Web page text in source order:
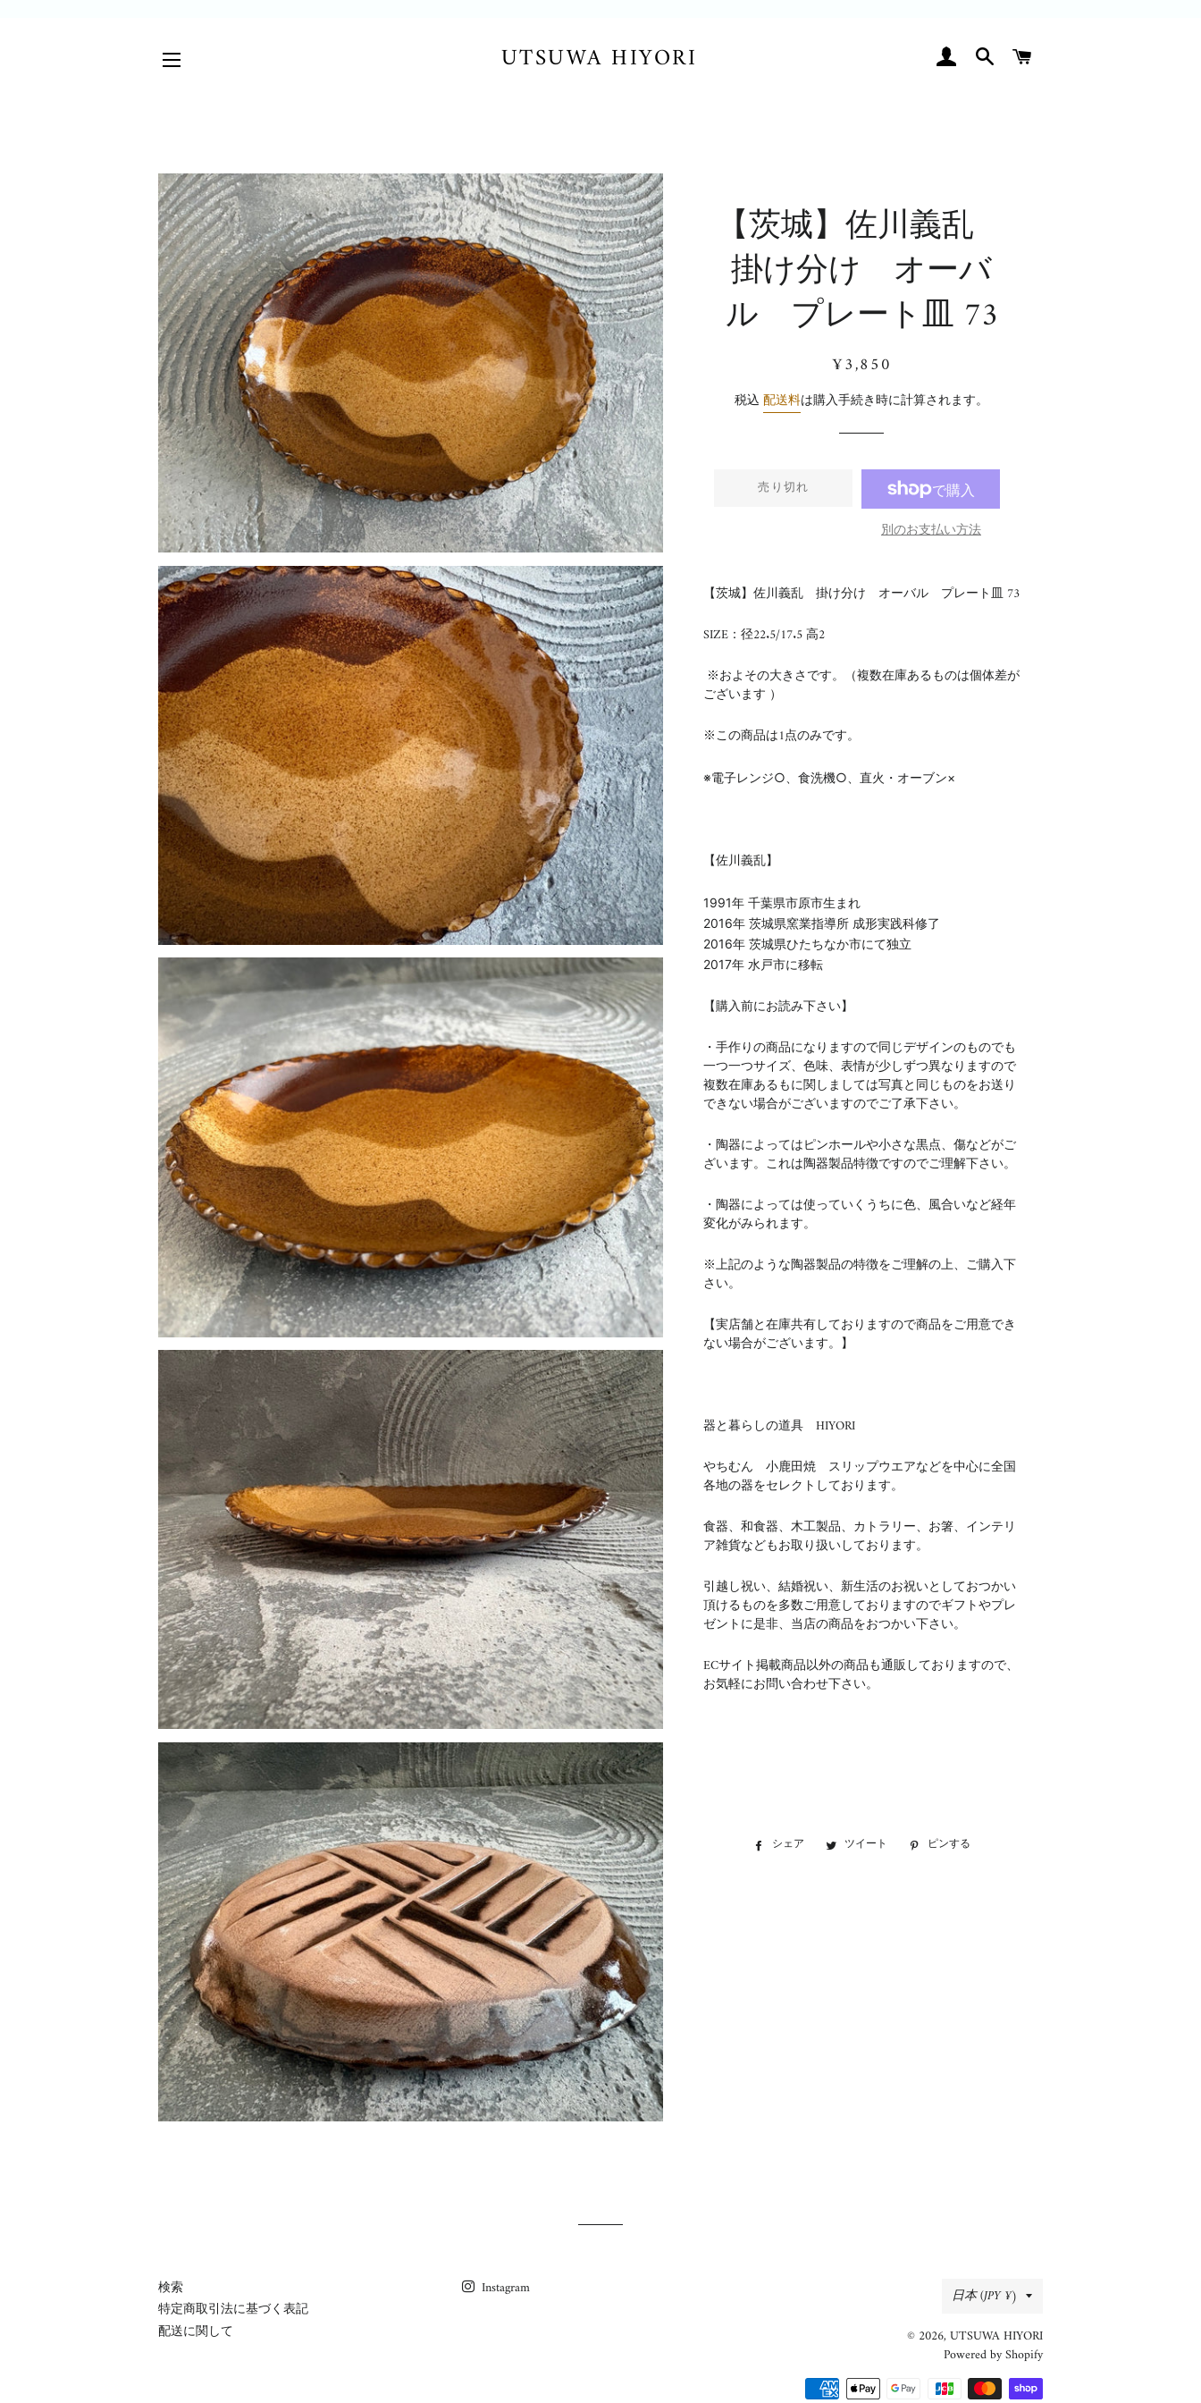
UTSUWA HIYORI ログイン検索
【茨城】佐川義乱
掛け分け オーバ
ル プレート皿 73
通
価
販
価
¥3,850
税込配送料は購入手続き時に計算されます。
売り切れ
別のお支払い方法
【茨城】佐川義乱 掛け分け オーバル プレート皿 73
SIZE：径22.5/17.5 高2
※およその大きさです。（複数在庫あるものは個体差が
ございます ）
※この商品は1点のみです。
※電子レンジ○、食洗機○、直火・オーブン×
【佐川義乱】
1991年 千葉県市原市生まれ
2016年 茨城県窯業指導所 成形実践科修了
2016年 茨城県ひたちなか市にて独立
2017年 水戸市に移転
【購入前にお読み下さい】
・手作りの商品になりますので同じデザインのものでも
一つ一つサイズ、色味、表情が少しずつ異なりますので
複数在庫あるもに関しましては写真と同じものをお送り
できない場合がございますのでご了承下さい。
・陶器によってはピンホールや小さな黒点、傷などがご
ざいます。これは陶器製品特徴ですのでご理解下さい。
・陶器によっては使っていくうちに色、風合いなど経年
変化がみられます。
※上記のような陶器製品の特徴をご理解の上、ご購入下
さい。
【実店舗と在庫共有しておりますので商品をご用意でき
ない場合がございます。】
器と暮らしの道具 HIYORI
やちむん 小鹿田焼 スリップウエアなどを中心に全国
各地の器をセレクトしております。
食器、和食器、木工製品、カトラリー、お箸、インテリ
ア雑貨などもお取り扱いしております。
引越し祝い、結婚祝い、新生活のお祝いとしておつかい
頂けるものを多数ご用意しておりますのでギフトやプレ
ゼントに是非、当店の商品をおつかい下さい。
ECサイト掲載商品以外の商品も通販しておりますので、
お気軽にお問い合わせ下さい。
シェア
Facebookツイート
Twitter ピンする
検索
特定商取引法に基づく表記
配送に関して
Instagram 国/
地
域
日本 (JPY ¥)
© 2026, UTSUWA HIYORI
Powered by Shopify
決